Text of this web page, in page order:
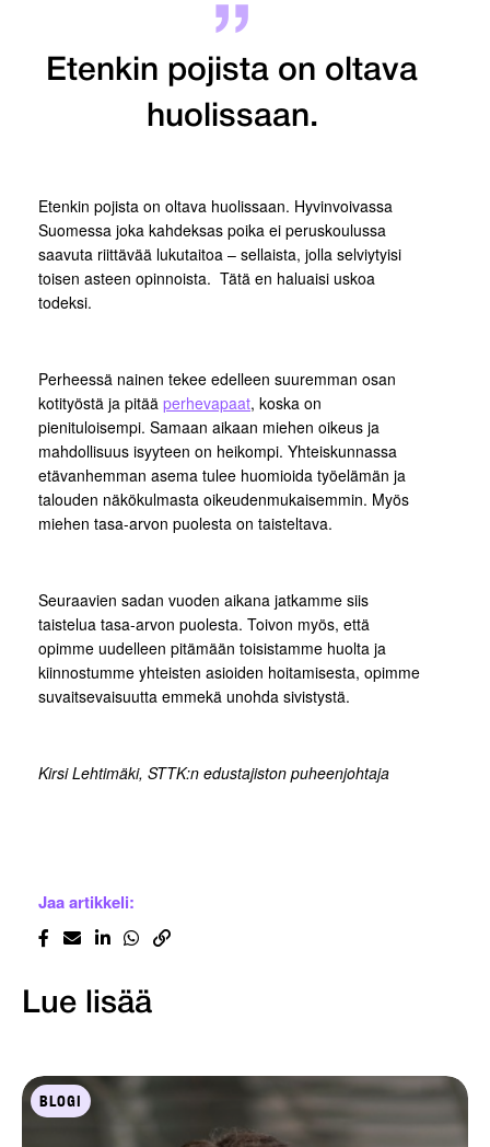
Etenkin pojista on oltava
huolissaan.
Etenkin pojista on oltava huolissaan. Hyvinvoivassa
Suomessa joka kahdeksas poika ei peruskoulussa
saavuta riittävää lukutaitoa – sellaista, jolla selviytyisi
toisen asteen opinnoista. Tätä en haluaisi uskoa
todeksi.
Perheessä nainen tekee edelleen suuremman osan
kotityöstä ja pitää perhevapaat, koska on
pienituloisempi. Samaan aikaan miehen oikeus ja
mahdollisuus isyyteen on heikompi. Yhteiskunnassa
etävanhemman asema tulee huomioida työelämän ja
talouden näkökulmasta oikeudenmukaisemmin. Myös
miehen tasa-arvon puolesta on taisteltava.
Seuraavien sadan vuoden aikana jatkamme siis
taistelua tasa-arvon puolesta. Toivon myös, että
opimme uudelleen pitämään toisistamme huolta ja
kiinnostumme yhteisten asioiden hoitamisesta, opimme
suvaitsevaisuutta emmekä unohda sivistystä.
Kirsi Lehtimäki, STTK:n edustajiston puheenjohtaja
Jaa artikkeli:
Lue lisää
BLOGI